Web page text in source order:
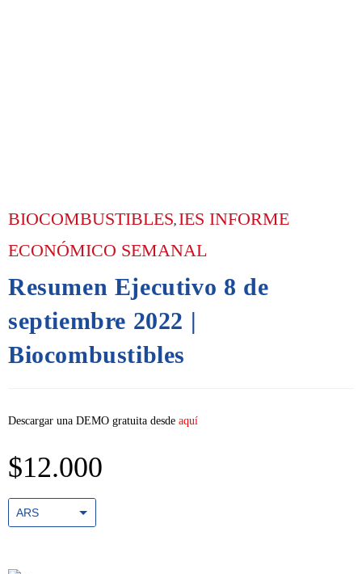
BIOCOMBUSTIBLES, IES INFORME
ECONÓMICO SEMANAL
Resumen Ejecutivo 8 de
septiembre 2022 |
Biocombustibles
Descargar una DEMO gratuita desde aquí
$12.000
ARS